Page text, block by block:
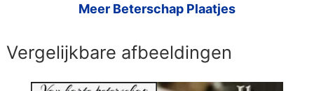
Meer Beterschap Plaatjes
Vergelijkbare afbeeldingen